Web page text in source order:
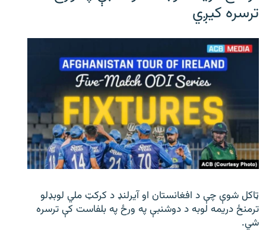
ترسره کیږي
ټاکل شوې چې د افغانستان او آیرلنډ د کرکټ ملي لوبډلو
ترمنځ دریمه لوبه د دوشنبې په ورځ په بلفاست کې ترسره
شي.